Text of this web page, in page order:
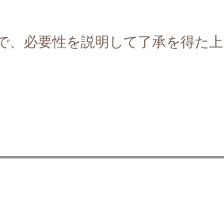
、必要性を説明して了承を得た上